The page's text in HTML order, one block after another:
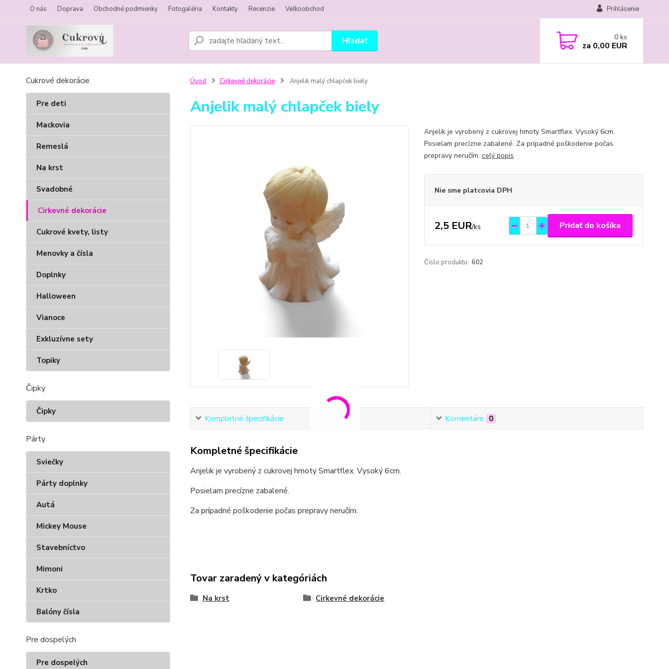
O nás Doprava Obchodné podmienky Fotogaléria Kontakty Recenzie Veľkoobchod Prihlásenie
Hľadať 0 ks
za 0,00 EUR
Cukrové dekorácie
Pre deti
Mackovia
Remeslá
Na krst
Svadobné
Cirkevné dekorácie
Cukrové kvety, listy
Menovky a čísla
Doplnky
Halloween
Vianoce
Exkluzívne sety
Topiky
Čipky
Čipky
Párty
Sviečky
Párty doplnky
Autá
Mickey Mouse
Stavebníctvo
Mimoni
Krtko
Balóny čísla
Pre dospelých
Pre dospelých
Úvod Cirkevné dekorácie Anjelik malý chlapček biely
Anjelik malý chlapček biely
Anjelik je vyrobený z cukrovej hmoty Smartflex. Vysoký 6cm.
Posielam precízne zabalené. Za prípadné poškodenie počas
prepravy neručím. celý popis
Nie sme platcovia DPH
2,5 EUR/ks Pridať do košíka
Číslo produktu: 602
Kompletné špecifikácie Komentáre 0
Kompletné špecifikácie
Anjelik je vyrobený z cukrovej hmoty Smartflex. Vysoký 6cm.
Posielam precízne zabalené.
Za prípadné poškodenie počas prepravy neručím.
Tovar zaradený v kategóriách
Na krst Cirkevné dekorácie